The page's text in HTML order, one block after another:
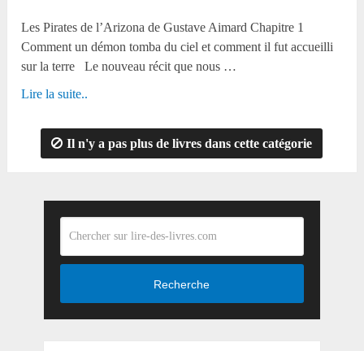
Les Pirates de l’Arizona de Gustave Aimard Chapitre 1
Comment un démon tomba du ciel et comment il fut accueilli
sur la terre Le nouveau récit que nous …
Lire la suite..
Il n'y a pas plus de livres dans cette catégorie
Recherche